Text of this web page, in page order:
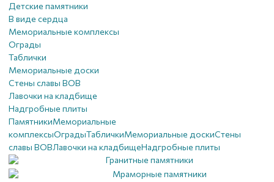
Детские памятники
В виде сердца
Мемориальные комплексы
Ограды
Таблички
Мемориальные доски
Стены славы ВОВ
Лавочки на кладбище
Надгробные плиты
ПамятникиМемориальные
комплексыОградыТабличкиМемориальные доскиСтены
славы ВОВЛавочки на кладбищеНадгробные плиты
Гранитные памятники
Мраморные памятники